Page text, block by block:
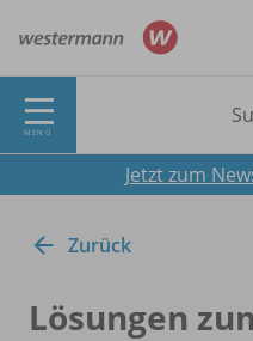
MENÜ
Jetzt zum
Zurück
Lösungen